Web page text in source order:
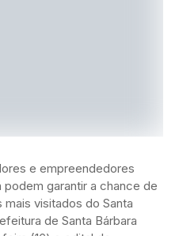
e empreendedores
garantir a chance de
visitados do Santa
de Santa Bárbara